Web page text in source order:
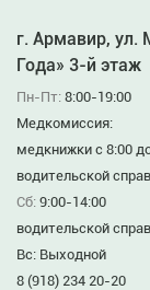
г. Армавир, ул.
Года» 3-й этаж
Пн-Пт: 8:00-19:00
Медкомиссия:
медкнижки с 8:00
водительской
Сб: 9:00-14:00
водительской
Вс: Выходной
8 (918) 234 20-20